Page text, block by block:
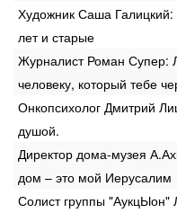
Художник Саша
лет и старые
Журналист Роман Супер:
человеку, который тебе
Онкопсихолог Дмитрий
душой.
Директор дома-музея
дом – это мой Иерусалим
Солист группы